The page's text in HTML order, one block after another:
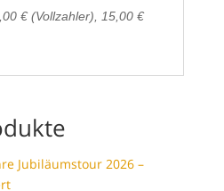
€ (Vollzahler), 15,00 €